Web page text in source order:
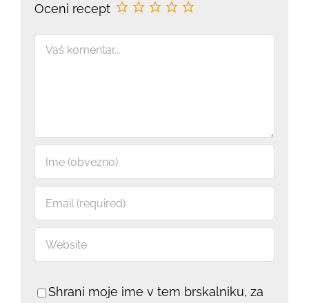
Oceni recept
Comment
Shrani moje ime v tem brskalniku, za